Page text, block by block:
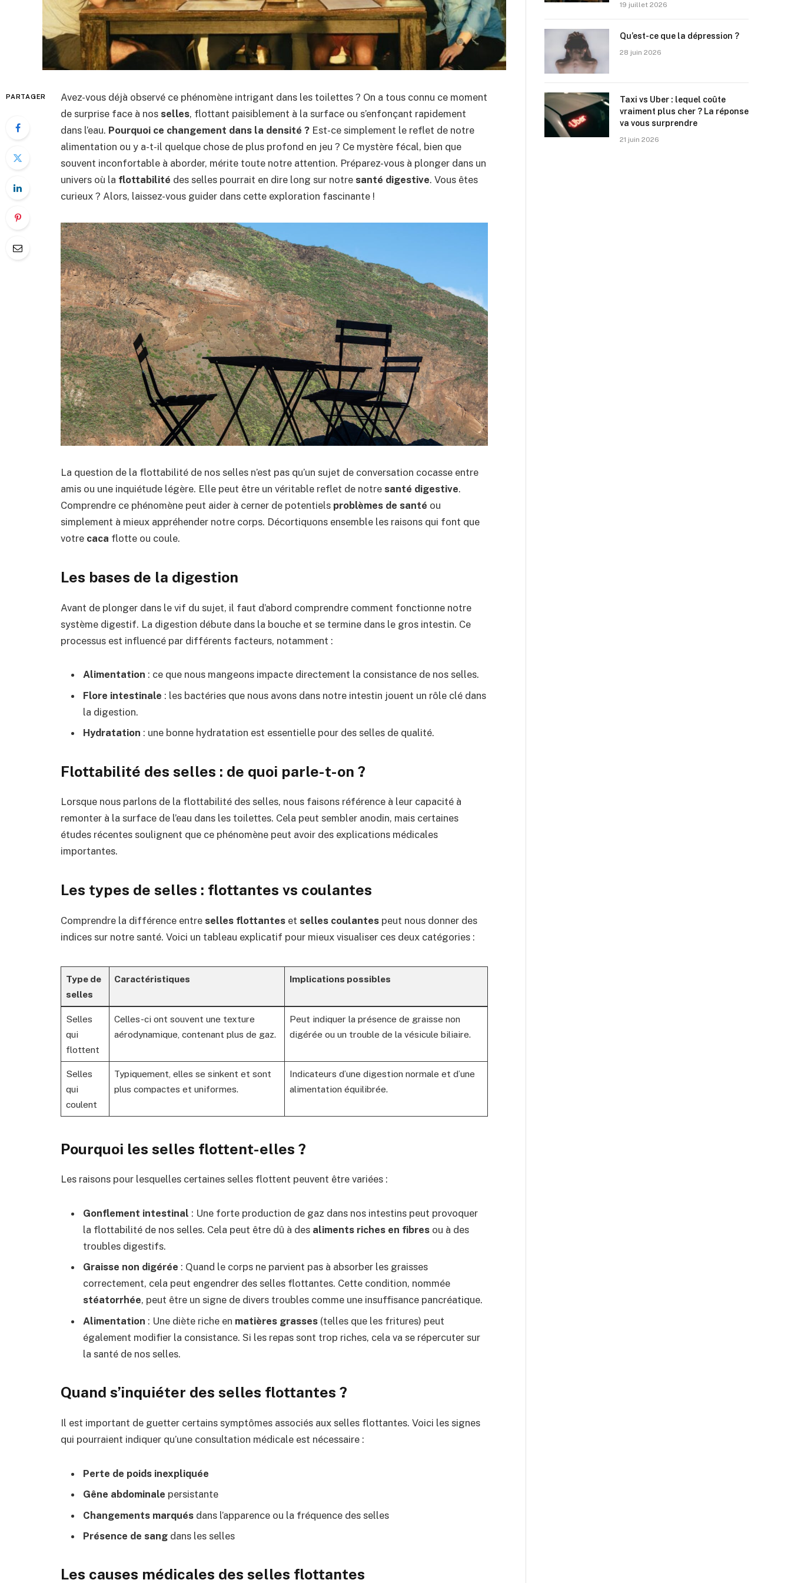
PARTAGER
Avez-vous déjà observé ce phénomène intrigant dans les toilettes ? On a tous connu ce moment
de surprise face à nos selles, flottant paisiblement à la surface ou s’enfonçant rapidement
dans l’eau. Pourquoi ce changement dans la densité ? Est-ce simplement le reflet de notre
alimentation ou y a-t-il quelque chose de plus profond en jeu ? Ce mystère fécal, bien que
souvent inconfortable à aborder, mérite toute notre attention. Préparez-vous à plonger dans un
univers où la flottabilité des selles pourrait en dire long sur notre santé digestive. Vous êtes
curieux ? Alors, laissez-vous guider dans cette exploration fascinante !
La question de la flottabilité de nos selles n’est pas qu’un sujet de conversation cocasse entre
amis ou une inquiétude légère. Elle peut être un véritable reflet de notre santé digestive.
Comprendre ce phénomène peut aider à cerner de potentiels problèmes de santé ou
simplement à mieux appréhender notre corps. Décortiquons ensemble les raisons qui font que
votre caca flotte ou coule.
Les bases de la digestion
Avant de plonger dans le vif du sujet, il faut d’abord comprendre comment fonctionne notre
système digestif. La digestion débute dans la bouche et se termine dans le gros intestin. Ce
processus est influencé par différents facteurs, notamment :
Alimentation : ce que nous mangeons impacte directement la consistance de nos selles.
Flore intestinale : les bactéries que nous avons dans notre intestin jouent un rôle clé dans
la digestion.
Hydratation : une bonne hydratation est essentielle pour des selles de qualité.
Flottabilité des selles : de quoi parle-t-on ?
Lorsque nous parlons de la flottabilité des selles, nous faisons référence à leur capacité à
remonter à la surface de l’eau dans les toilettes. Cela peut sembler anodin, mais certaines
études récentes soulignent que ce phénomène peut avoir des explications médicales
importantes.
Les types de selles : flottantes vs coulantes
Comprendre la différence entre selles flottantes et selles coulantes peut nous donner des
indices sur notre santé. Voici un tableau explicatif pour mieux visualiser ces deux catégories :
Type de
selles
Caractéristiques Implications possibles
Selles
qui
flottent
Celles-ci ont souvent une texture
aérodynamique, contenant plus de gaz.
Peut indiquer la présence de graisse non
digérée ou un trouble de la vésicule biliaire.
Selles
qui
coulent
Typiquement, elles se sinkent et sont
plus compactes et uniformes.
Indicateurs d’une digestion normale et d’une
alimentation équilibrée.
Pourquoi les selles flottent-elles ?
Les raisons pour lesquelles certaines selles flottent peuvent être variées :
Gonflement intestinal : Une forte production de gaz dans nos intestins peut provoquer
la flottabilité de nos selles. Cela peut être dû à des aliments riches en fibres ou à des
troubles digestifs.
Graisse non digérée : Quand le corps ne parvient pas à absorber les graisses
correctement, cela peut engendrer des selles flottantes. Cette condition, nommée
stéatorrhée, peut être un signe de divers troubles comme une insuffisance pancréatique.
Alimentation : Une diète riche en matières grasses (telles que les fritures) peut
également modifier la consistance. Si les repas sont trop riches, cela va se répercuter sur
la santé de nos selles.
Quand s’inquiéter des selles flottantes ?
Il est important de guetter certains symptômes associés aux selles flottantes. Voici les signes
qui pourraient indiquer qu’une consultation médicale est nécessaire :
Perte de poids inexpliquée
Gêne abdominale persistante
Changements marqués dans l’apparence ou la fréquence des selles
Présence de sang dans les selles
Les causes médicales des selles flottantes
19 juillet 2026
Qu’est-ce que la dépression ?
28 juin 2026
Taxi vs Uber : lequel coûte
vraiment plus cher ? La réponse
va vous surprendre
21 juin 2026